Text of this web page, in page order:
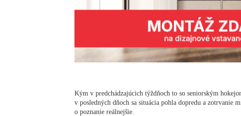
Kým v predchádzajúcich týždňoch to so seniorským
v posledných dňoch sa situácia pohla dopredu a zotrvanie
o poznanie reálnejšie.